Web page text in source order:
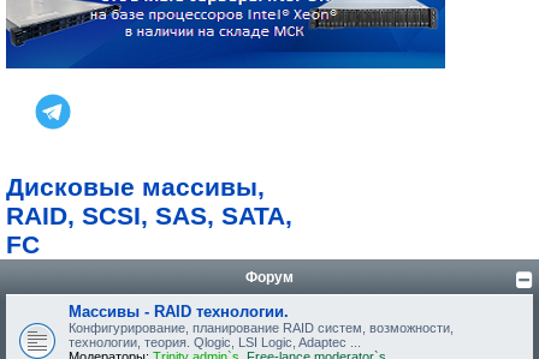
Дисковые массивы,
RAID, SCSI, SAS, SATA,
FC
Форум
Массивы - RAID технологии.
Конфигурирование, планирование RAID систем, возможности,
технологии, теория. Qlogic, LSI Logic, Adaptec ...